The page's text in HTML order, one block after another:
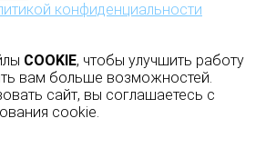
конфиденциальности
COOKIE, чтобы улучшить работу
вам больше возможностей.
сайт, вы соглашаетесь с
cookie.